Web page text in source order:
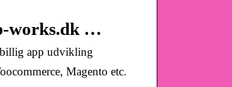
works.dk …
app udvikling
Magento etc.